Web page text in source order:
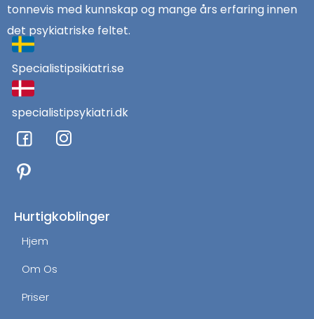
tonnevis med kunnskap og mange års erfaring innen
det psykiatriske feltet.
Specialistipsikiatri.se
specialistipsykiatri.dk
F
a
c
e
o
k
I
n
g
Hurtigkoblinger
Hjem
Om Os
Priser